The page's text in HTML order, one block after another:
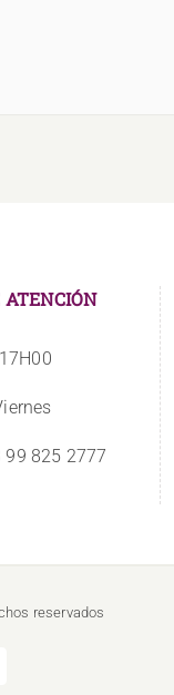
ATENCIÓN
99 825 2777
reservados